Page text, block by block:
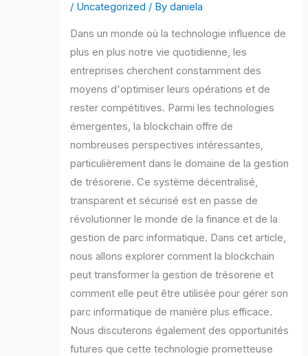
/ Uncategorized / Bydaniela
Dans un monde où la technologie influence de
plus en plus notre vie quotidienne, les
entreprises cherchent constamment des
moyens d'optimiser leurs opérations et de
rester compétitives. Parmi les technologies
émergentes, la blockchain offre de
nombreuses perspectives intéressantes,
particulièrement dans le domaine de la gestion
de trésorerie. Ce système décentralisé,
transparent et sécurisé est en passe de
révolutionner le monde de la finance et de la
gestion de parc informatique. Dans cet article,
nous allons explorer comment la blockchain
peut transformer la gestion de trésorerie et
comment elle peut être utilisée pour gérer son
parc informatique de manière plus efficace.
Nous discuterons également des opportunités
futures que cette technologie prometteuse